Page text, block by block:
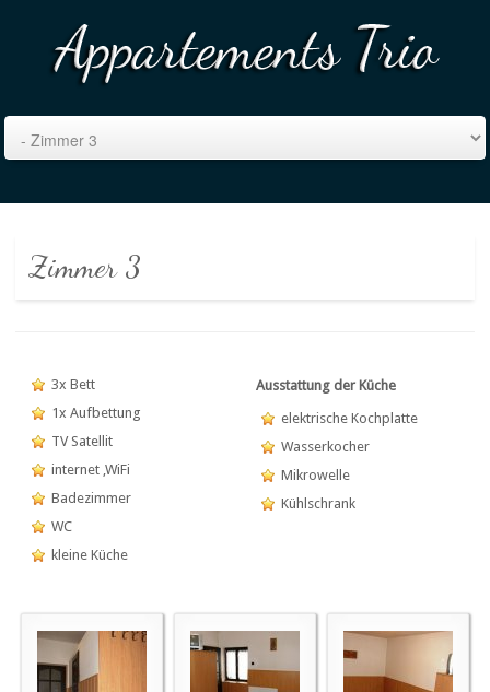
Zimmer 3
3x Bett
1x Aufbettung
TV Satellit
internet ,WiFi
Badezimmer
WC
kleine Küche
Ausstattung der Küche
elektrische Kochplatte
Wasserkocher
Mikrowelle
Kühlschrank